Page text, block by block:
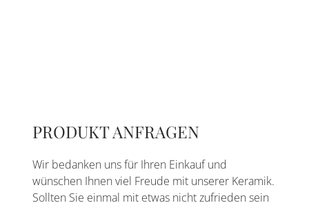
PRODUKT ANFRAGEN
Wir bedanken uns für Ihren Einkauf und
wünschen Ihnen viel Freude mit unserer Keramik.
Sollten Sie einmal mit etwas nicht zufrieden sein